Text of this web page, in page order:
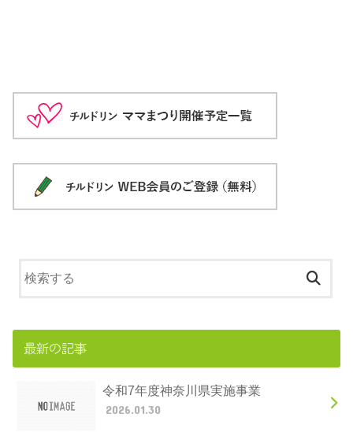
最新の記事
令和7年度神奈川県実施事業
2026.01.30